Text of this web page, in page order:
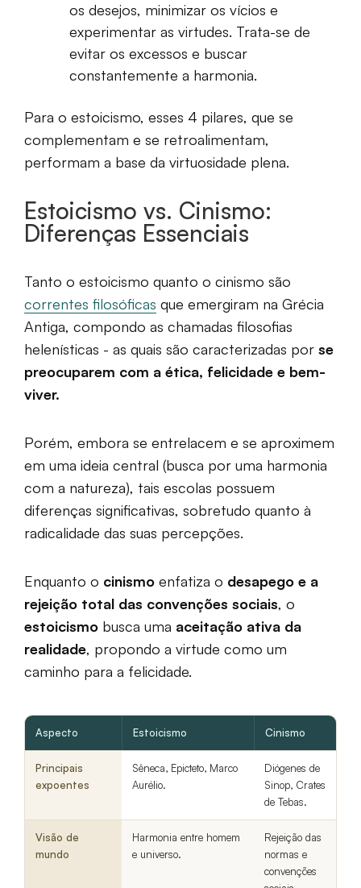
os desejos, minimizar os vícios e
experimentar as virtudes. Trata-se de
evitar os excessos e buscar
constantemente a harmonia.
Para o estoicismo, esses 4 pilares, que se
complementam e se retroalimentam,
performam a base da virtuosidade plena.
Estoicismo vs. Cinismo:
Diferenças Essenciais
Tanto o estoicismo quanto o cinismo são
correntes filosóficas que emergiram na Grécia
Antiga, compondo as chamadas filosofias
helenísticas - as quais são caracterizadas por se
preocuparem com a ética, felicidade e bem-
viver.
Porém, embora se entrelacem e se aproximem
em uma ideia central (busca por uma harmonia
com a natureza), tais escolas possuem
diferenças significativas, sobretudo quanto à
radicalidade das suas percepções.
Enquanto o cinismo enfatiza o desapego e a
rejeição total das convenções sociais, o
estoicismo busca uma aceitação ativa da
realidade, propondo a virtude como um
caminho para a felicidade.
Aspecto Estoicismo Cinismo
Principais
expoentes
Sêneca, Epicteto, Marco
Aurélio.
Diógenes de
Sinop, Crates
de Tebas.
Visão de
mundo
Harmonia entre homem
e universo.
Rejeição das
normas e
convenções